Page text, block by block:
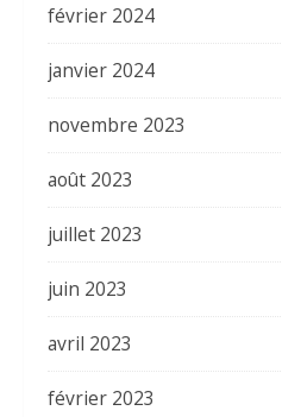
février 2024
janvier 2024
novembre 2023
août 2023
juillet 2023
juin 2023
avril 2023
février 2023